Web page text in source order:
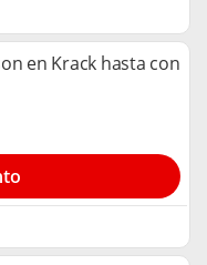
en Krack hasta con